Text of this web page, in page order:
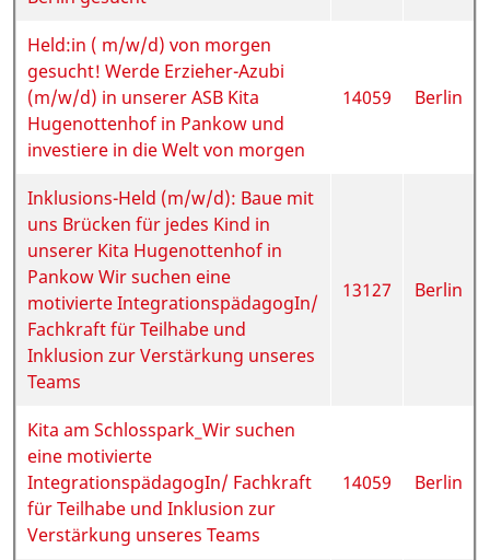
Held:in ( m/w/d) von morgen
gesucht! Werde Erzieher-Azubi
(m/w/d) in unserer ASB Kita
Hugenottenhof in Pankow und
investiere in die Welt von morgen
14059 Berlin
Inklusions-Held (m/w/d): Baue mit
uns Brücken für jedes Kind in
unserer Kita Hugenottenhof in
Pankow Wir suchen eine
motivierte IntegrationspädagogIn/
Fachkraft für Teilhabe und
Inklusion zur Verstärkung unseres
Teams
13127 Berlin
Kita am Schlosspark_Wir suchen
eine motivierte
IntegrationspädagogIn/ Fachkraft
für Teilhabe und Inklusion zur
Verstärkung unseres Teams
14059 Berlin